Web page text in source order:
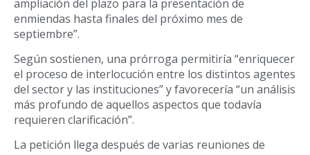
ampliación del plazo para la presentación de
enmiendas hasta finales del próximo mes de
septiembre”.
Según sostienen, una prórroga permitiría “enriquecer
el proceso de interlocución entre los distintos agentes
del sector y las instituciones” y favorecería “un análisis
más profundo de aquellos aspectos que todavía
requieren clarificación”.
La petición llega después de varias reuniones de